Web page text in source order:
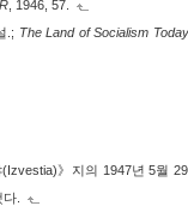
, 1946, 57.
.; The Land of Socialism
》지의 1947년 5월
.